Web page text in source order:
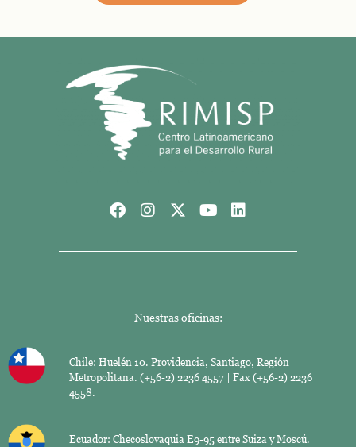
Nuestras oficinas:
Chile: Huelén 10. Providencia, Santiago, Región
Metropolitana. (+56-2) 2236 4557 | Fax (+56-2) 2236
4558.
Ecuador: Checoslovaquia E9-95 entre Suiza y Moscú.